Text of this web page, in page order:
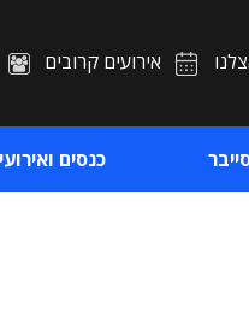
אירועים קרובים
כנסים